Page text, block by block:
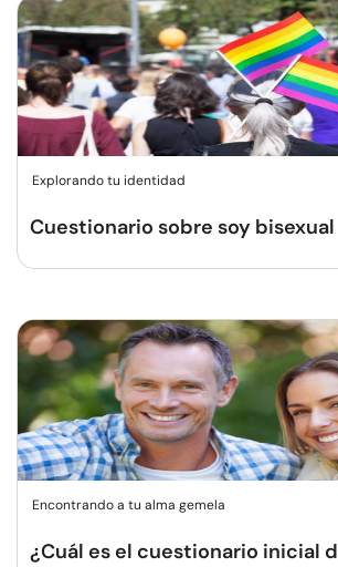
Explorando tu identidad
Cuestionario sobre soy bisexual
Encontrando a tu alma gemela
¿Cuál es el cuestionario inicial